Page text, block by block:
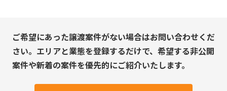
ご希望にあった譲渡案件がない場合はお問い合わせくだ
さい。エリアと業態を登録するだけで、希望する非公開
案件や新着の案件を優先的にご紹介いたします。